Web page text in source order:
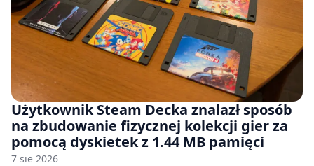
Użytkownik Steam Decka znalazł sposób
na zbudowanie fizycznej kolekcji gier za
pomocą dyskietek z 1.44 MB pamięci
7 sie 2026